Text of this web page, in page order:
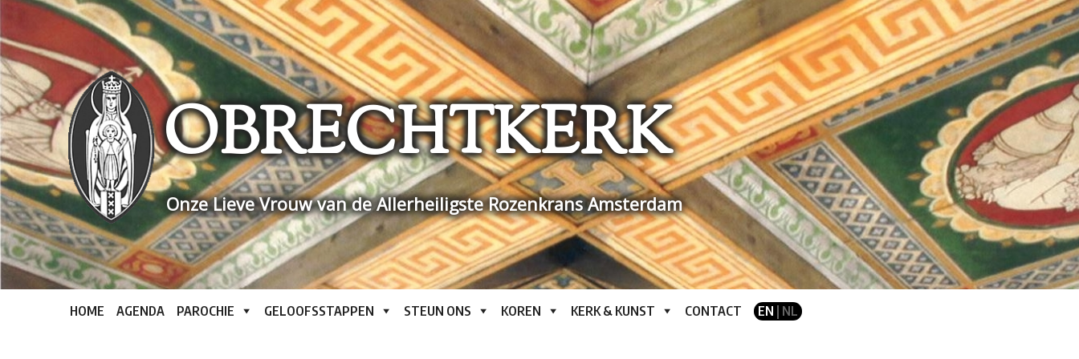
Skip
content
OBRECHTKERK
Onze Lieve Vrouw van de Allerheiligste Rozenkrans Amsterdam
HOME AGENDA PAROCHIE GELOOFSSTAPPEN STEUN ONS KOREN KERK & KUNST CONTACT EN | NL